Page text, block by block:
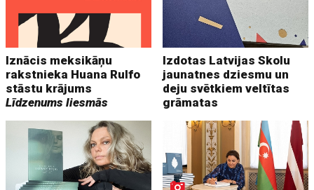
Iznācis meksikāņu
rakstnieka Huana Rulfo
stāstu krājums
Līdzenums liesmās
Izdotas Latvijas Skolu
jaunatnes dziesmu un
deju svētkiem veltītas
grāmatas